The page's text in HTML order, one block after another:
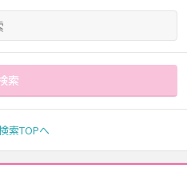
索
索TOPへ